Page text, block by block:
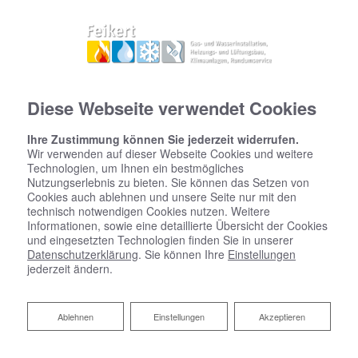
Diese Webseite verwendet Cookies
Ihre Zustimmung können Sie jederzeit widerrufen.
Wir verwenden auf dieser Webseite Cookies und weitere
Technologien, um Ihnen ein bestmögliches
Nutzungserlebnis zu bieten. Sie können das Setzen von
Cookies auch ablehnen und unsere Seite nur mit den
technisch notwendigen Cookies nutzen. Weitere
Informationen, sowie eine detaillierte Übersicht der Cookies
und eingesetzten Technologien finden Sie in unserer
Datenschutzerklärung. Sie können Ihre Einstellungen
jederzeit ändern.
Akzeptieren
Einstellungen
Ablehnen
Ablehnen